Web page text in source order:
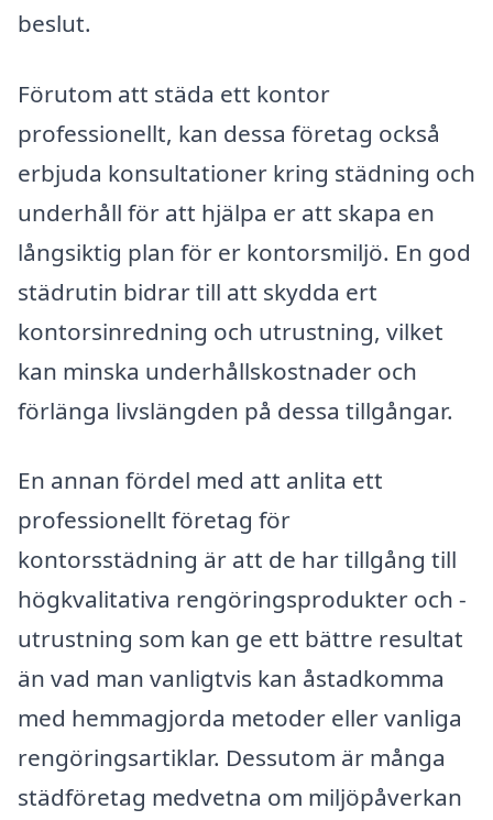
beslut.
Förutom att städa ett kontor
professionellt, kan dessa företag också
erbjuda konsultationer kring städning och
underhåll för att hjälpa er att skapa en
långsiktig plan för er kontorsmiljö. ‍En god
städrutin bidrar till att skydda ert
kontorsinredning och utrustning, vilket
kan minska underhållskostnader och
förlänga livslängden på dessa tillgångar.
En annan fördel med att anlita ett
professionellt företag för
kontorsstädning är att de har tillgång till
högkvalitativa rengöringsprodukter och -
utrustning som kan ge ett bättre resultat
än vad man vanligtvis kan åstadkomma
med hemmagjorda metoder eller vanliga
rengöringsartiklar. Dessutom är många
städföretag medvetna om miljöpåverkan